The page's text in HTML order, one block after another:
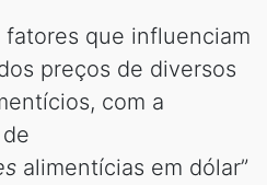
fatores que influenciam
preços de diversos
com a
alimentícias em dólar”